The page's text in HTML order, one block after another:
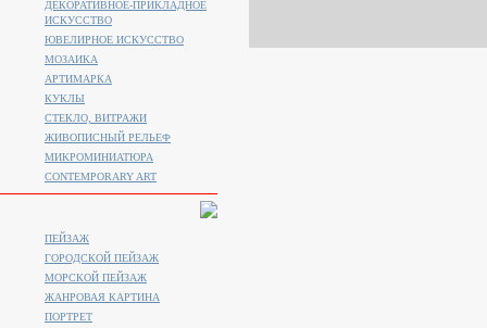
ДЕКОРАТИВНОЕ-ПРИКЛАДНОЕ
ИСКУССТВО
ЮВЕЛИРНОЕ ИСКУССТВО
МОЗАИКА
АРТИМАРКА
КУКЛЫ
СТЕКЛО, ВИТРАЖИ
ЖИВОПИСНЫЙ РЕЛЬЕФ
МИКРОМИНИАТЮРА
CONTEMPORARY ART
ПЕЙЗАЖ
ГОРОДСКОЙ ПЕЙЗАЖ
МОРСКОЙ ПЕЙЗАЖ
ЖАНРОВАЯ КАРТИНА
ПОРТРЕТ